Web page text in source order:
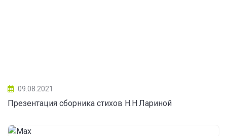
09.08.2021
Презентация сборника стихов Н.Н.Лариной